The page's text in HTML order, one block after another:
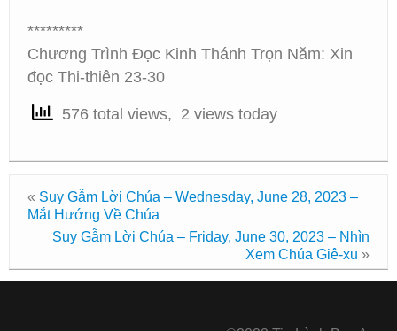
*********
Chương Trình Đọc Kinh Thánh Trọn Năm: Xin
đọc Thi-thiên 23-30
576 total views, 2 views today
« Suy Gẫm Lời Chúa – Wednesday, June 28, 2023 –
Mắt Hướng Về Chúa
Suy Gẫm Lời Chúa – Friday, June 30, 2023 – Nhìn
Xem Chúa Giê-xu »